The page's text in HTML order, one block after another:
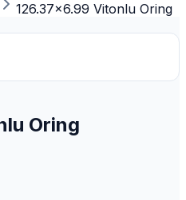
126.37x6.99 Vitonlu Oring
Oring